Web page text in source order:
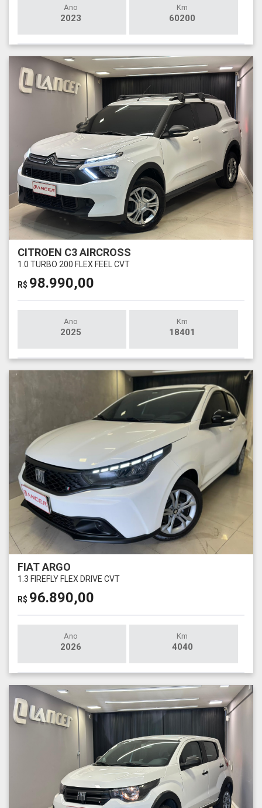
Ano
2023
Km
60200
CITROEN C3 AIRCROSS
1.0 TURBO 200 FLEX FEEL CVT
R$ 98.990,00
Ano
2025
Km
18401
FIAT ARGO
1.3 FIREFLY FLEX DRIVE CVT
R$ 96.890,00
Ano
2026
Km
4040